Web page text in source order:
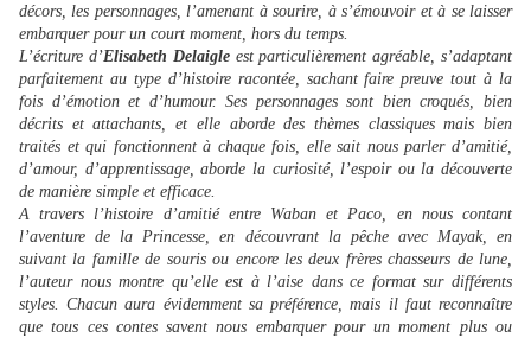
décors, les personnages, l’amenant à sourire, à s’émouvoir et à se laisser
embarquer pour un court moment, hors du temps.
L’écriture d’Elisabeth Delaigleest particulièrement agréable, s’adaptant
parfaitement au type d’histoire racontée, sachant faire preuve tout à la
fois d’émotion et d’humour. Ses personnages sont bien croqués, bien
décrits et attachants, et elle aborde des thèmes classiques mais bien
traités et qui fonctionnent à chaque fois, elle sait nous parler d’amitié,
d’amour, d’apprentissage, aborde la curiosité, l’espoir ou la découverte
de manière simple et efficace.
A travers l’histoire d’amitié entre Waban et Paco, en nous contant
l’aventure de la Princesse, en découvrant la pêche avec Mayak, en
suivant la famille de souris ou encore les deux frères chasseurs de lune,
l’auteur nous montre qu’elle est à l’aise dans ce format sur différents
styles. Chacun aura évidemment sa préférence, mais il faut reconnaître
que tous ces contes savent nous embarquer pour un moment plus ou